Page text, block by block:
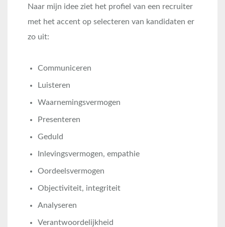
Naar mijn idee ziet het profiel van een recruiter
met het accent op selecteren van kandidaten er
zo uit:
Communiceren
Luisteren
Waarnemingsvermogen
Presenteren
Geduld
Inlevingsvermogen, empathie
Oordeelsvermogen
Objectiviteit, integriteit
Analyseren
Verantwoordelijkheid